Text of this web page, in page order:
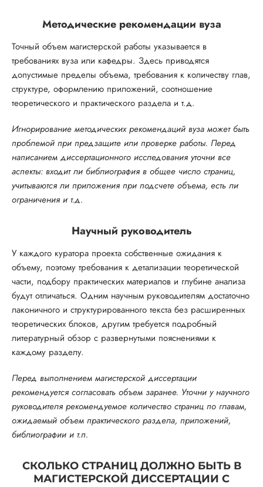
Методические рекомендации вуза
Точный объем магистерской работы указывается в
требованиях вуза или кафедры. Здесь приводятся
допустимые пределы объема, требования к количеству глав,
структуре, оформлению приложений, соотношение
теоретического и практического раздела и т.д.
Игнорирование методических рекомендаций вуза может быть
проблемой при предзащите или проверке работы. Перед
написанием диссертационного исследования уточни все
аспекты: входит ли библиография в общее число страниц,
учитываются ли приложения при подсчете объема, есть ли
ограничения и т.д.
Научный руководитель
У каждого куратора проекта собственные ожидания к
объему, поэтому требования к детализации теоретической
части, подбору практических материалов и глубине анализа
будут отличаться. Одним научным руководителям достаточно
лаконичного и структурированного текста без расширенных
теоретических блоков, другим требуется подробный
литературный обзор с развернутыми пояснениями к
каждому разделу.
Перед выполнением магистерской диссертации
рекомендуется согласовать объем заранее. Уточни у научного
руководителя рекомендуемое количество страниц по главам,
ожидаемый объем практического раздела, приложений,
библиографии и т.п.
СКОЛЬКО СТРАНИЦ ДОЛЖНО БЫТЬ В
МАГИСТЕРСКОЙ ДИССЕРТАЦИИ С